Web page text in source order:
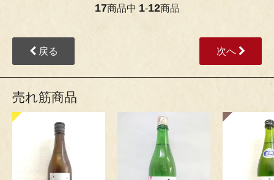
17商品中 1-12商品
戻る 次へ
売れ筋商品